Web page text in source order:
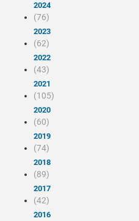
2024
(76)
2023
(62)
2022
(43)
2021
(105)
2020
(60)
2019
(74)
2018
(89)
2017
(42)
2016